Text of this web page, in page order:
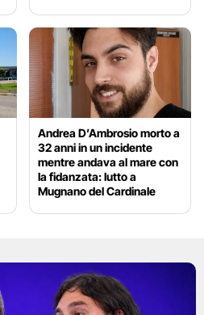
Andrea D’Ambrosio morto a
32 anni in un incidente
mentre andava al mare con
la fidanzata: lutto a
Mugnano del Cardinale